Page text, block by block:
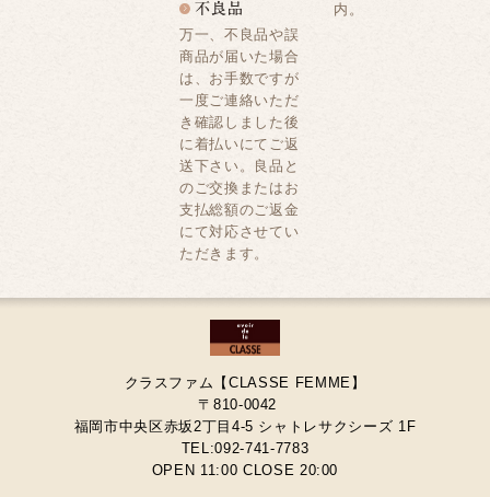
万一、不良品や誤
商品が届いた場合
は、お手数ですが
一度ご連絡いただ
き確認しました後
に着払いにてご返
送下さい。良品と
のご交換またはお
支払総額のご返金
にて対応させてい
ただきます。
内。
クラスファム【CLASSE FEMME】
〒810-0042
福岡市中央区赤坂2丁目4-5 シャトレサクシーズ 1F
TEL:092-741-7783
OPEN 11:00 CLOSE 20:00